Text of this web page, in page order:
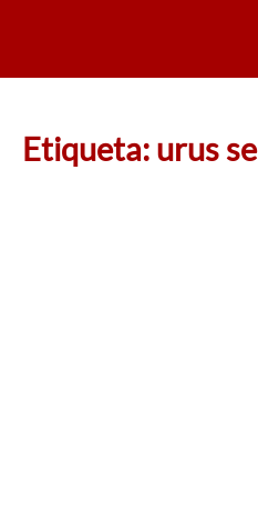
Etiqueta: urus se